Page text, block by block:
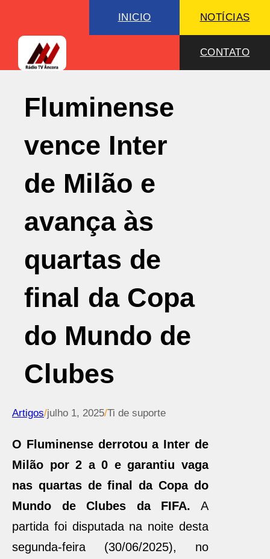
INICIO NOTÍCIAS
CONTATO
Fluminense
vence Inter
de Milão e
avança às
quartas de
final da Copa
do Mundo de
Clubes
Artigos/julho 1, 2025/Ti de suporte
O Fluminense derrotou a Inter de
Milão por 2 a 0 e garantiu vaga
nas quartas de final da Copa do
Mundo de Clubes da FIFA. A
partida foi disputada na noite desta
segunda-feira (30/06/2025), no